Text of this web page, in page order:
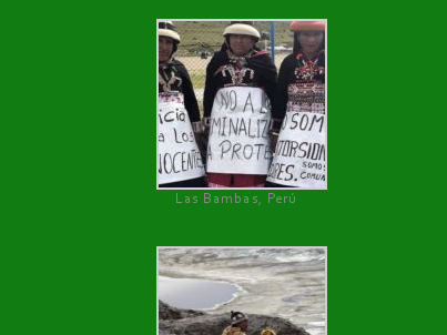
Las Bambas, Perú